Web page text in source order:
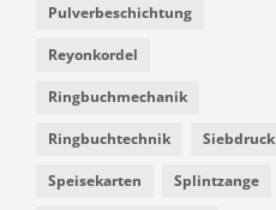
Pulverbeschichtung
Reyonkordel
Ringbuchmechanik
Ringbuchtechnik Siebdruck
Speisekarten Splintzange